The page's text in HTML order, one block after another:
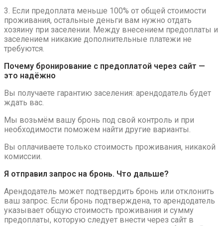
3. Если предоплата меньше 100% от общей стоимости
проживания, остальные деньги вам нужно отдать
хозяину при заселении. Между внесением предоплаты и
заселением никакие дополнительные платежи не
требуются.
Почему бронирование с предоплатой через сайт —
это надёжно
Вы получаете гарантию заселения: арендодатель будет
ждать вас.
Мы возьмём вашу бронь под свой контроль и при
необходимости поможем найти другие варианты.
Вы оплачиваете только стоимость проживания, никакой
комиссии.
Я отправил запрос на бронь. Что дальше?
Арендодатель может подтвердить бронь или отклонить
ваш запрос. Если бронь подтверждена, то арендодатель
указывает общую стоимость проживания и сумму
предоплаты, которую следует внести через сайт в